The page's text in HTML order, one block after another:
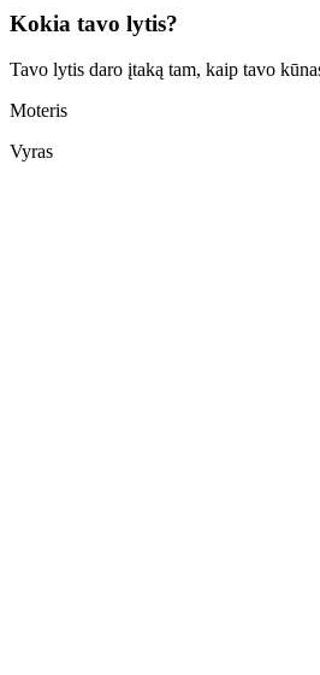
Kokia tavo lytis?
Tavo lytis daro įtaką tam, kaip tavo
Moteris
Vyras